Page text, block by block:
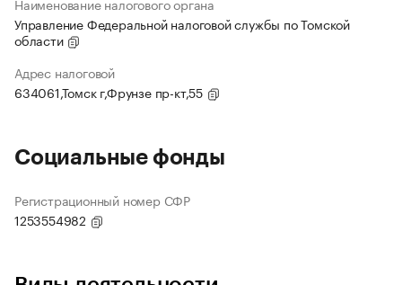
Наименование налогового органа
Управление Федеральной налоговой службы по Томской
области
Адрес налоговой
634061,Томск г,Фрунзе пр-кт,55
Социальные фонды
Регистрационный номер СФР
1253554982